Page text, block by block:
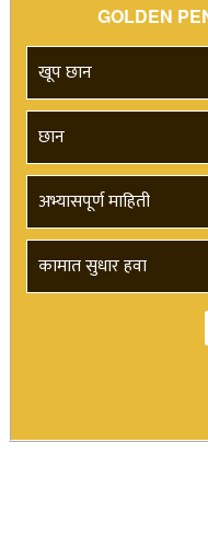
GOLDEN
खूप छान
छान
अभ्यासपूर्ण माहिती
कामात सुधार हवा